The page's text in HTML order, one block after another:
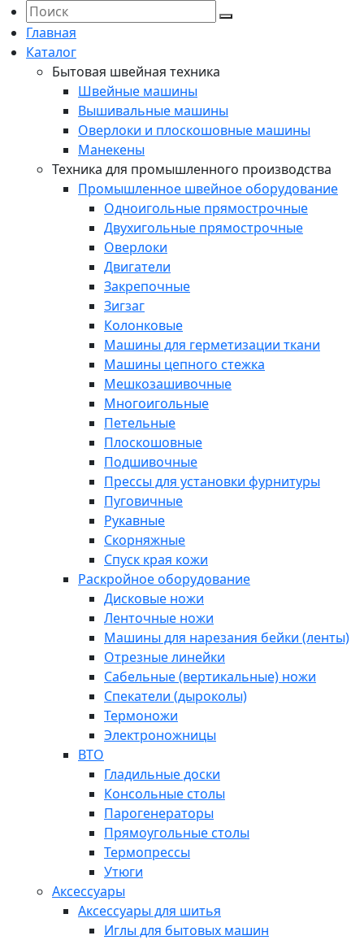
Главная
Каталог
Бытовая швейная техника
Швейные машины
Вышивальные машины
Оверлоки и плоскошовные машины
Манекены
Техника для промышленного производства
Промышленное швейное оборудование
Одноигольные прямострочные
Двухигольные прямострочные
Оверлоки
Двигатели
Закрепочные
Зигзаг
Колонковые
Машины для герметизации ткани
Машины цепного стежка
Мешкозашивочные
Многоигольные
Петельные
Плоскошовные
Подшивочные
Прессы для установки фурнитуры
Пуговичные
Рукавные
Скорняжные
Спуск края кожи
Раскройное оборудование
Дисковые ножи
Ленточные ножи
Машины для нарезания бейки (ленты)
Отрезные линейки
Сабельные (вертикальные) ножи
Спекатели (дыроколы)
Термоножи
Электроножницы
ВТО
Гладильные доски
Консольные столы
Парогенераторы
Прямоугольные столы
Термопрессы
Утюги
Аксессуары
Аксессуары для шитья
Иглы для бытовых машин